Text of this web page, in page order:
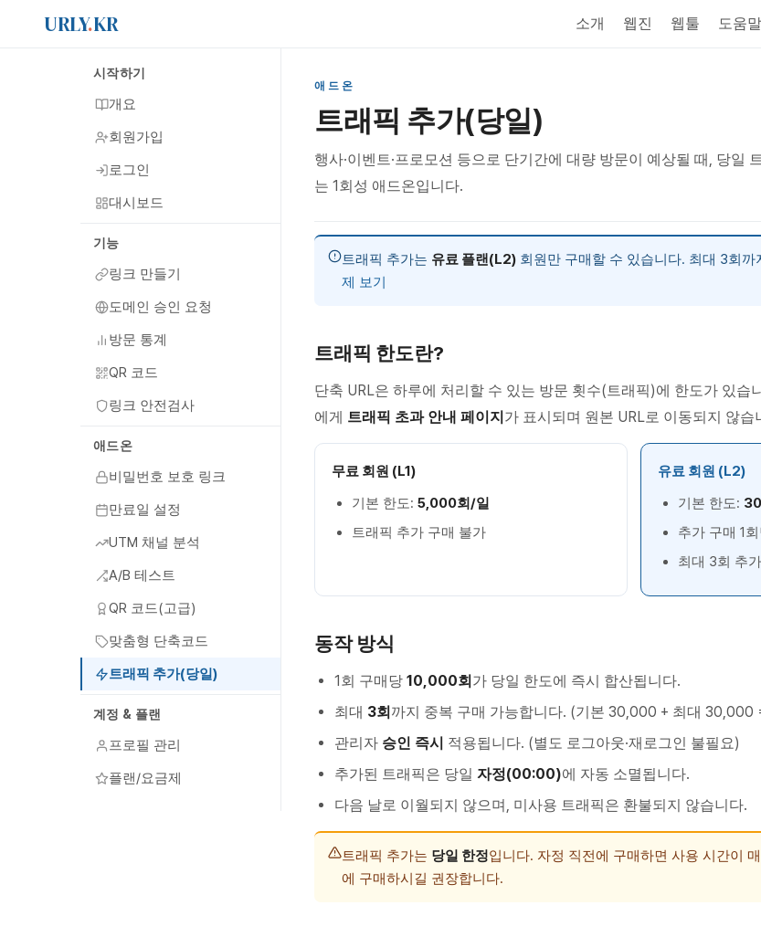
URLY.KR 소개 웹진 웹툴 도움말
시작하기
개요
회원가입
로그인
대시보드
기능
링크 만들기
도메인 승인 요청
방문 통계
QR 코드
링크 안전검사
애드온
비밀번호 보호 링크
만료일 설정
UTM 채널 분석
A/B 테스트
QR 코드(고급)
맞춤형 단축코드
트래픽 추가(당일)
계정 & 플랜
프로필 관리
플랜/요금제
애드온
트래픽 추가(당일)
행사·이벤트·프로모션 등으로 단기간에 대량 방문이 예상될 때, 당일
는 1회성 애드온입니다.
트래픽 추가는 유료 플랜(L2) 회원만 구매할 수 있습니다. 최대 3회
제 보기
트래픽 한도란?
단축 URL은 하루에 처리할 수 있는 방문 횟수(트래픽)에 한도가 있습
에게 트래픽 초과 안내 페이지가 표시되며 원본 URL로 이동되지 않습
무료 회원 (L1)
기본 한도: 5,000회/일
트래픽 추가 구매 불가
유료 회원 (L2)
기본 한도:
추가 구매 1
최대 3회 추
동작 방식
1회 구매당 10,000회가 당일 한도에 즉시 합산됩니다.
최대 3회까지 중복 구매 가능합니다. (기본 30,000 + 최대
관리자 승인 즉시 적용됩니다. (별도 로그아웃·재로그인 불필요)
추가된 트래픽은 당일 자정(00:00)에 자동 소멸됩니다.
다음 날로 이월되지 않으며, 미사용 트래픽은 환불되지 않습니다.
트래픽 추가는 당일 한정입니다. 자정 직전에 구매하면 사용 시간이
에 구매하시길 권장합니다.